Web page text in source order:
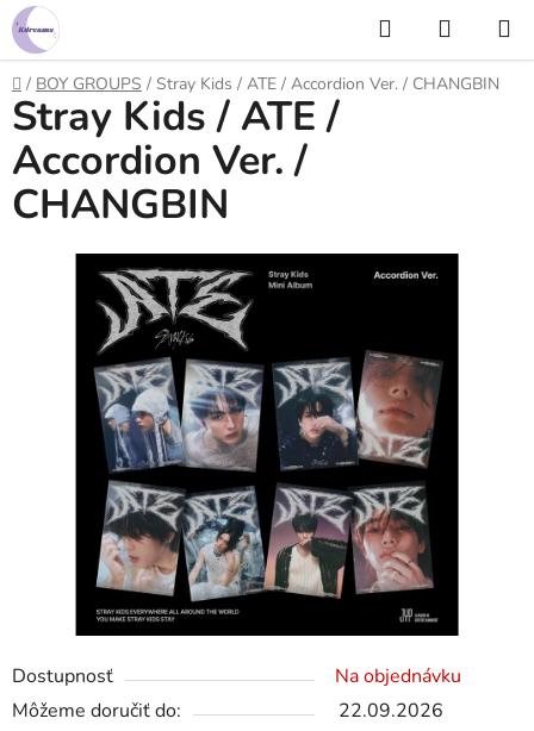
Prejsť
na
obsah
Hľadať
KOŠÍK
Domov
/ BOY GROUPS / Stray Kids / ATE / Accordion Ver. / CHANGBIN
Dostupnosť
Na objednávku
Môžeme doručiť do:
22.09.2026
Stray Kids / ATE /
Accordion Ver. /
CHANGBIN